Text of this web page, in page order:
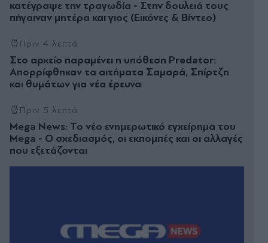
κατέγραψε την τραγωδία - Στην δουλειά τους
πήγαιναν μητέρα και γιος (Εικόνες & Βίντεο)
Πριν 4 λεπτά
Στο αρχείο παραμένει η υπόθεση Predator:
Απορρίφθηκαν τα αιτήματα Σαμαρά, Σπίρτζη
και θυμάτων για νέα έρευνα
Πριν 5 λεπτά
Mega News: Το νέο ενημερωτικό εγχείρημα του
Mega - Ο σχεδιασμός, οι εκπομπές και οι αλλαγές
που εξετάζονται